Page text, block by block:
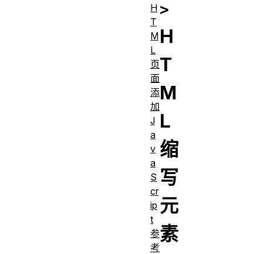
>
H
T
M
L
缩
写
元
素
H
T
M
L
页
面
添
加
J
a
v
a
S
cr
ip
t
参
考